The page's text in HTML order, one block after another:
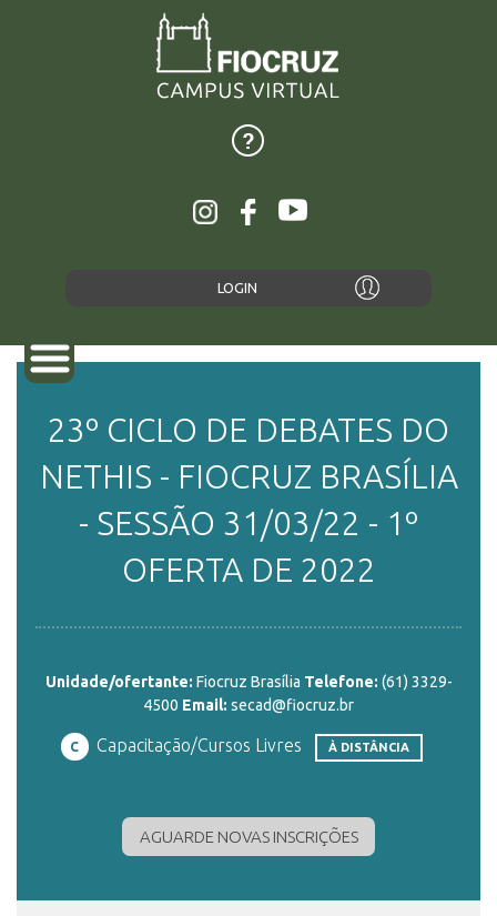
LOGIN
SOBRE
23º CICLO DE DEBATES DO
NETHIS - FIOCRUZ BRASÍLIA
- SESSÃO 31/03/22 - 1º
OFERTA DE 2022
Unidade/ofertante: Fiocruz Brasília Telefone: (61) 3329-
4500 Email: secad@fiocruz.br
C Capacitação/Cursos Livres À DISTÂNCIA
AGUARDE NOVAS INSCRIÇÕES